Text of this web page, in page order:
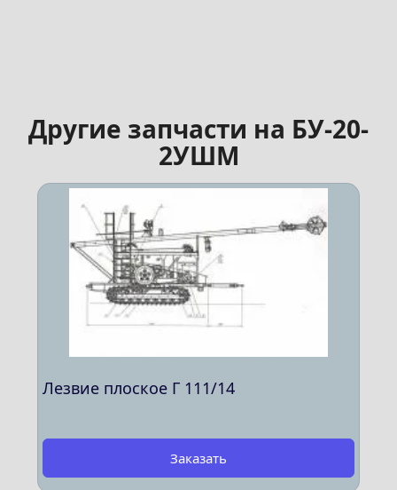
Другие запчасти на БУ-20-
2УШМ
Лезвие плоское Г 111/14
Заказать